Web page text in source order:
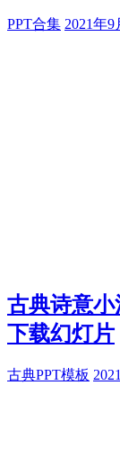
PPT合集 2021年9
古典诗意
下载幻灯片
古典PPT模板